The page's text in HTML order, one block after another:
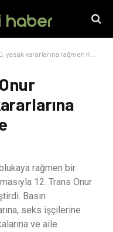
rağmen Kadıköy’de gerçekleştirildi
rağmen bir
12. Trans Onur
Basın
seks işçilerine
ve aile